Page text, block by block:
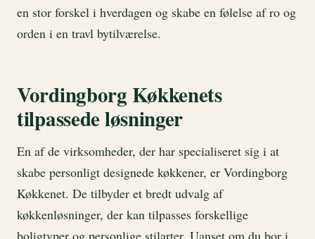
en stor forskel i hverdagen og skabe en følelse af ro og
orden i en travl bytilværelse.
Vordingborg Køkkenets
tilpassede løsninger
En af de virksomheder, der har specialiseret sig i at
skabe personligt designede køkkener, er Vordingborg
Køkkenet. De tilbyder et bredt udvalg af
køkkenløsninger, der kan tilpasses forskellige